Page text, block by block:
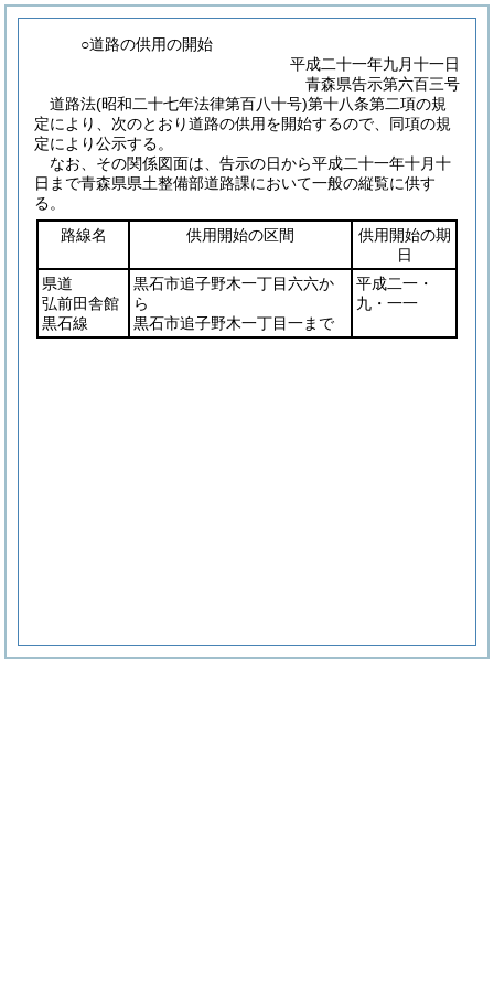
○道路の供用の開始
平成二十一年九月十一日
青森県告示第六百三号
道路法(昭和二十七年法律第百八十号)第十八条第二項の規
定により、次のとおり道路の供用を開始するので、同項の規
定により公示する。
なお、その関係図面は、告示の日から平成二十一年十月十
日まで青森県県土整備部道路課において一般の縦覧に供す
る。
路線名
供用開始の区間
供用開始の期
日
県道
弘前田舎館
黒石線
黒石市追子野木一丁目六六か
ら
黒石市追子野木一丁目一まで
平成二一・
九・一一